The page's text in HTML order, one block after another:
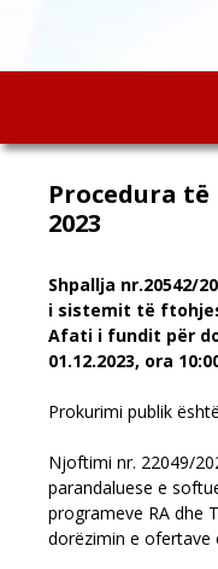
Procedura
2023
Shpallja nr.20542/
i sistemit të
Afati i fundit për
01.12.2023, ora
Prokurimi publik
Njoftimi nr. 22049/
parandaluese e
programeve RA dhe
dorëzimin e ofertave